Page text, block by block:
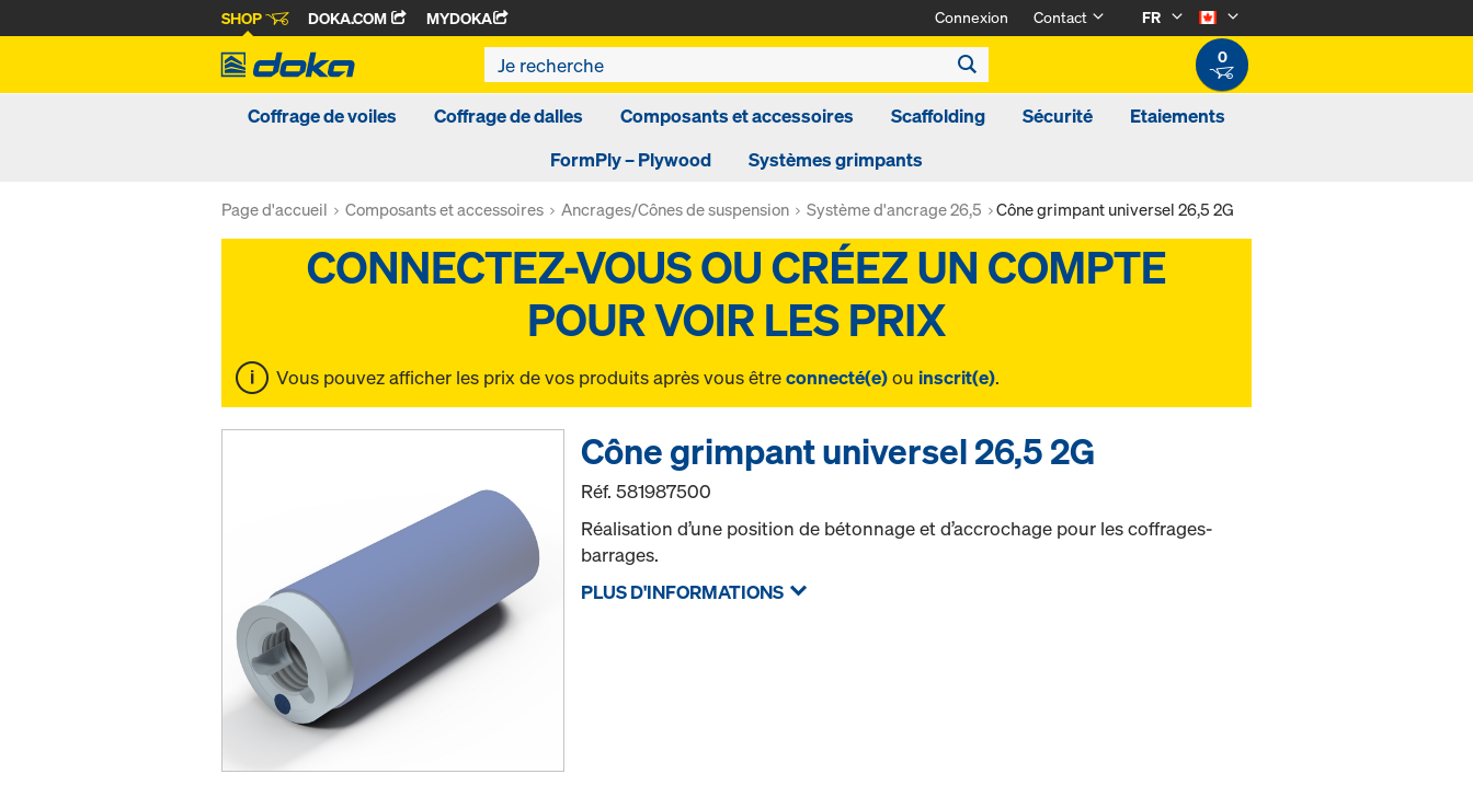
SHOP DOKA.COM MYDOKA Connexion Contact
FR
0
Coffrage de voiles Coffrage de dalles Composants et accessoires Scaffolding Sécurité
Etaiements
FormPly – Plywood
Systèmes grimpants
Page d'accueil Composants et accessoires Ancrages/Cônes de suspension Système d'ancrage 26,5 Cône grimpant universel 26,5 2G
Vous pouvez afficher les prix de vos produits après vous êtreconnecté(e)ou inscrit(e).
Cône grimpant universel 26,5 2G
Réf.581987500
Réalisation d’une position de bétonnage et d’accrochage pour les coffrages-
barrages.
PLUS D'INFORMATIONS